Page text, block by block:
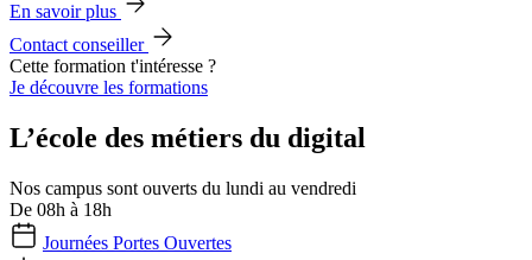
En savoir plus
Contact conseiller
Cette formation t'intéresse ?
Je découvre les formations
L’école des métiers du digital
Nos campus sont ouverts du lundi au vendredi
De 08h à 18h
Journées Portes Ouvertes